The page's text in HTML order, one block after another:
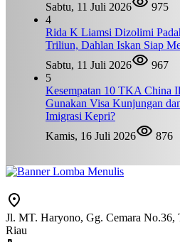
Sabtu, 11 Juli 2026
975
4
Rida K Liamsi Dizolimi
Triliun, Dahlan Iskan Siap
Sabtu, 11 Juli 2026
967
5
Kesempatan 10 TKA China
Gunakan Visa Kunjungan
Imigrasi Kepri?
Kamis, 16 Juli 2026
876
Jl. MT. Haryono, Gg. Cemara No.36,
Riau